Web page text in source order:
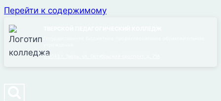
Перейти к содержимому
170043 г. Тверь, ул. Октябрьский проспект, д. 71А